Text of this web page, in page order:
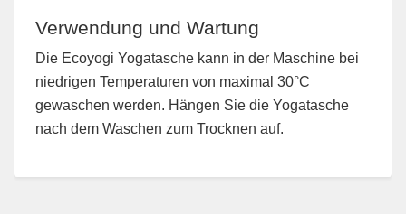
Verwendung und Wartung
Die Ecoyogi Yogatasche kann in der Maschine bei
niedrigen Temperaturen von maximal 30°C
gewaschen werden. Hängen Sie die Yogatasche
nach dem Waschen zum Trocknen auf.